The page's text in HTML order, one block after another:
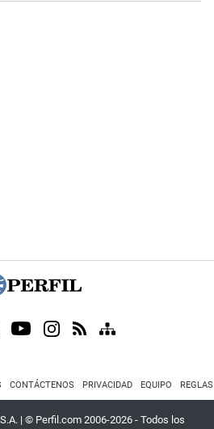
CONTÁCTENOS PRIVACIDAD EQUIPO
| © Perfil.com 2006-2026 - Todos los